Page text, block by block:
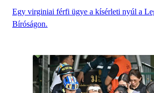
Egy virginiai férfi ügye a kísérleti nyúl a
Bíróságon.